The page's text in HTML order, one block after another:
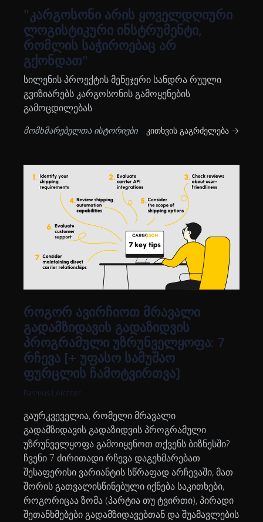
"კარგოსონი არის ყოველდღიური
ლოგისტიკური ინსტრუმენტი,
რომლის საჭიროებაც არ
გქონდათ"
სილენის პროექტის მენეჯერი სანდრა რუული
გვიზიარებს კარგოსონის გამოყენების
გამოცდილებას
მომხმარებელთა ისტორიები კითხვის გაგრძელება →
როგორ ავირჩიოთ მრავალი
გადამზიდავის გადაზიდვის
პროგრამული უზრუნველყოფა: 7
რჩევა [+ უფასო სამუშაო
ფურცლის ჩამოტვირთვა]
Rasmus Leichter
გაურკვეველია, რომელი მრავალი
გადამზიდავის გადაზიდვის პროგრამული
უზრუნველყოფა გამოიყენოთ თქვენს ბიზნესში?
ჩვენი 7 ძირითადი რჩევა დაგეხმარებათ
შესაფერისი ვარიანტის სწრაფად არჩევაში, მათ
შორის გათვალისწინებული იქნება საკითხები,
როგორიცაა ზომა (პარტია თუ ტვირთი), პირადი
შეთანხმებები გადამზიდავებთან და შუამავლების